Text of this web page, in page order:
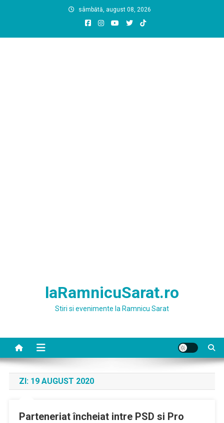
sâmbătă, august 08, 2026
laRamnicuSarat.ro
Stiri si evenimente la Ramnicu Sarat
ZI: 19 AUGUST 2020
Parteneriat încheiat intre PSD si Pro